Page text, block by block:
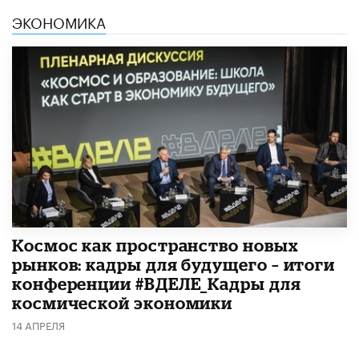
ЭКОНОМИКА
Космос как пространство новых
рынков: кадры для будущего – итоги
конференции #ВДЕЛЕ_Кадры для
космической экономики
14 АПРЕЛЯ